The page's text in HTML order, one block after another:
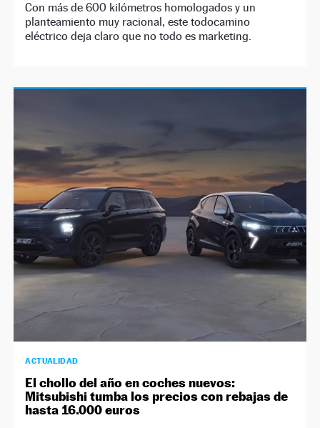
Con más de 600 kilómetros homologados y un
planteamiento muy racional, este todocamino
eléctrico deja claro que no todo es marketing.
ACTUALIDAD
El chollo del año en coches nuevos:
Mitsubishi tumba los precios con rebajas de
hasta 16.000 euros